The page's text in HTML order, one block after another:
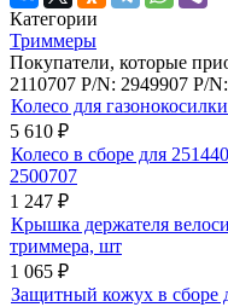
Категории
Триммеры
Покупатели, которые
2110707 P/N: 2949907 P/
Колесо для
5 610 ₽
Колесо в сборе для
2500707
1 247 ₽
Крышка держателя
триммера, шт
1 065 ₽
Защитный кожух в сборе